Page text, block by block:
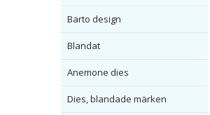
Barto design
Blandat
Anemone dies
Dies, blandade märken